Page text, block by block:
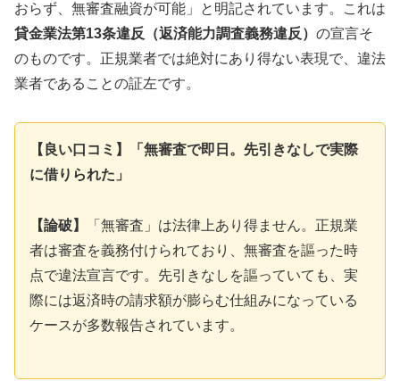
おらず、無審査融資が可能」と明記されています。これは
貸金業法第13条違反（返済能力調査義務違反） の宣言そ
のものです。正規業者では絶対にあり得ない表現で、違法
業者であることの証左です。
【良い口コミ】「無審査で即日。先引きなしで実際
に借りられた」
【論破】
「無審査」は法律上あり得ません。正規業
者は審査を義務付けられており、無審査を謳った時
点で違法宣言です。先引きなしを謳っていても、実
際には返済時の請求額が膨らむ仕組みになっている
ケースが多数報告されています。